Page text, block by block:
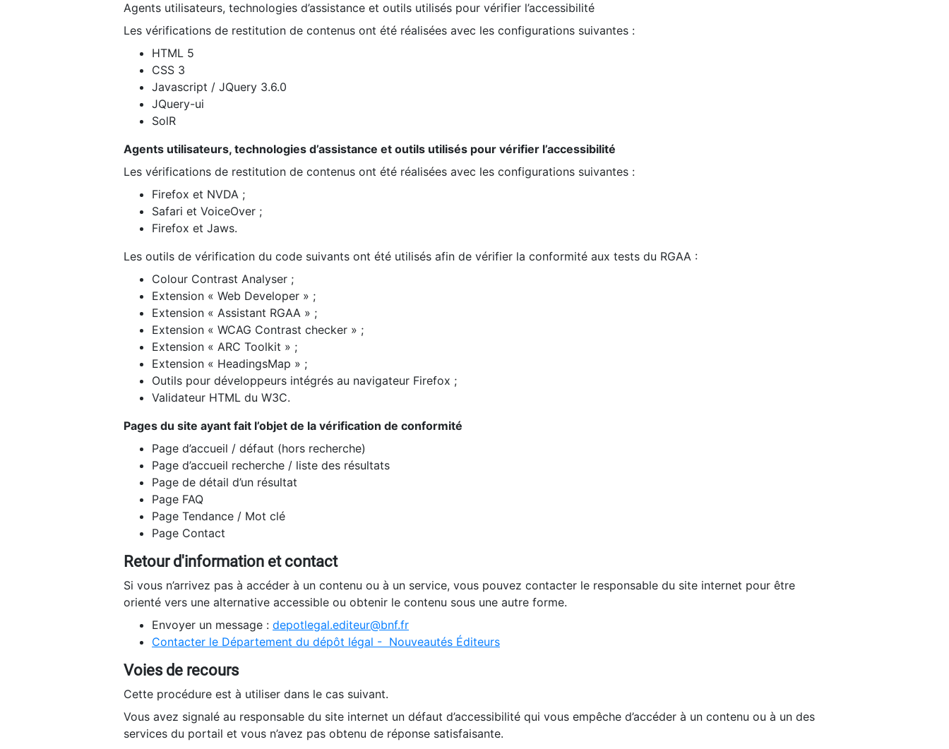
Agents utilisateurs, technologies d’assistance et outils utilisés pour vérifier l’accessibilité
Les vérifications de restitution de contenus ont été réalisées avec les configurations suivantes :
HTML 5
CSS 3
Javascript / JQuery 3.6.0
JQuery-ui
SolR
Agents utilisateurs, technologies d’assistance et outils utilisés pour vérifier l’accessibilité
Les vérifications de restitution de contenus ont été réalisées avec les configurations suivantes :
Firefox et NVDA ;
Safari et VoiceOver ;
Firefox et Jaws.
Les outils de vérification du code suivants ont été utilisés afin de vérifier la conformité aux tests du RGAA :
Colour Contrast Analyser ;
Extension « Web Developer » ;
Extension « Assistant RGAA » ;
Extension « WCAG Contrast checker » ;
Extension « ARC Toolkit » ;
Extension « HeadingsMap » ;
Outils pour développeurs intégrés au navigateur Firefox ;
Validateur HTML du W3C.
Pages du site ayant fait l’objet de la vérification de conformité
Page d’accueil / défaut (hors recherche)
Page d’accueil recherche / liste des résultats
Page de détail d’un résultat
Page FAQ
Page Tendance / Mot clé
Page Contact
Retour d'information et contact
Si vous n’arrivez pas à accéder à un contenu ou à un service, vous pouvez contacter le responsable du site internet pour être
orienté vers une alternative accessible ou obtenir le contenu sous une autre forme.
Envoyer un message : depotlegal.editeur@bnf.fr
Contacter le Département du dépôt légal - Nouveautés Éditeurs
Voies de recours
Cette procédure est à utiliser dans le cas suivant.
Vous avez signalé au responsable du site internet un défaut d’accessibilité qui vous empêche d’accéder à un contenu ou à un des
services du portail et vous n’avez pas obtenu de réponse satisfaisante.